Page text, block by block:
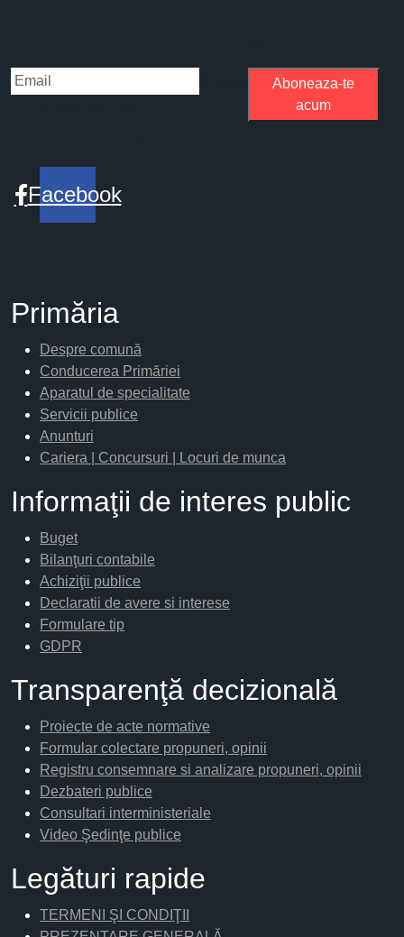
Aboneaza-te
acum
Facebook
Primăria
Despre comună
Conducerea Primăriei
Aparatul de specialitate
Servicii publice
Anunturi
Cariera | Concursuri | Locuri de munca
Informaţii de interes public
Buget
Bilanţuri contabile
Achiziţii publice
Declaratii de avere si interese
Formulare tip
GDPR
Transparenţă decizională
Proiecte de acte normative
Formular colectare propuneri, opinii
Registru consemnare si analizare propuneri, opinii
Dezbateri publice
Consultari interministeriale
Video Şedinţe publice
Legături rapide
TERMENI ŞI CONDIŢII